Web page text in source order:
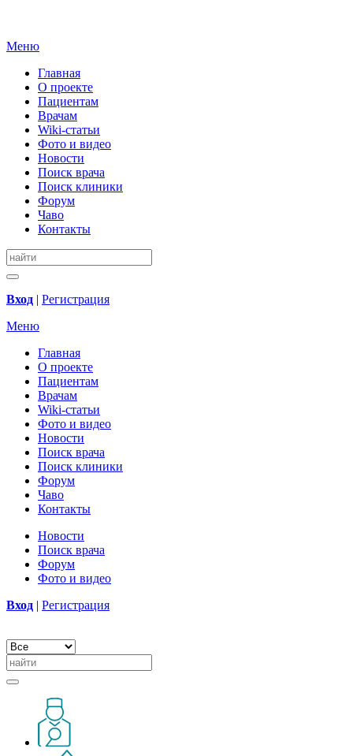
Меню
Главная
О проекте
Пациентам
Врачам
Wiki-статьи
Фото и видео
Новости
Поиск врача
Поиск клиники
Форум
Чаво
Контакты
Вход | Регистрация
Меню
Главная
О проекте
Пациентам
Врачам
Wiki-статьи
Фото и видео
Новости
Поиск врача
Поиск клиники
Форум
Чаво
Контакты
Новости
Поиск врача
Форум
Фото и видео
Вход | Регистрация